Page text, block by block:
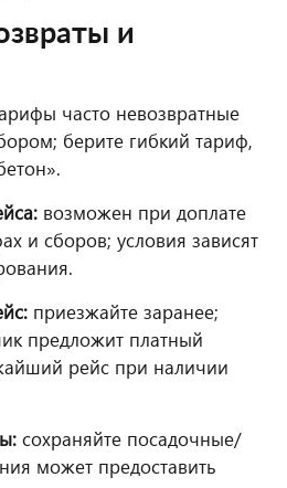
и
часто невозвратные
берите гибкий тариф,
возможен при доплате
и сборов; условия зависят
приезжайте заранее;
предложит платный
рейс при наличии
сохраняйте посадочные/
может предоставить